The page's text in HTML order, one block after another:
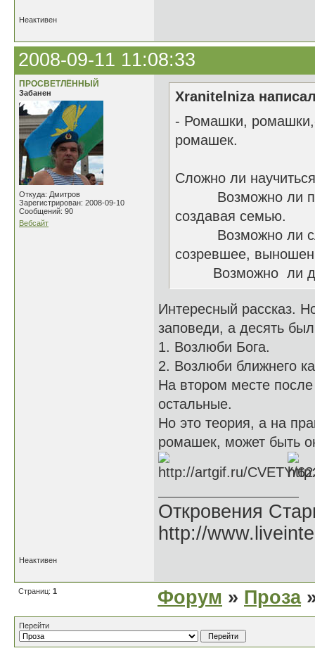
Неактивен
2008-09-11 11:08:33
ПРОСВЕТЛЁННЫЙ
Забанен
Откуда: Дмитров
Зарегистрирован: 2008-09-10
Сообщений: 90
Вебсайт
Xranitelniza
- Ромашки,
ромашек.
Сложно ли
Возможно ли
создавая семью.
Возможно ли
созревшее,
Возможно ли
Интересный рассказ.
заповеди, а десять
1. Возлюби Бога.
2. Возлюби ближнего
На втором месте
остальные.
Но это теория, а на
ромашек, может быть
Откровения
http://
Неактивен
Страниц: 1 Форум » Проза
Перейти